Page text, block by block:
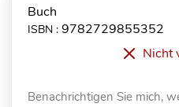
Buch
ISBN : 9782729855352
Nicht
Benachrichtigen Sie mich,